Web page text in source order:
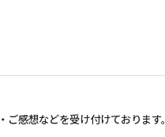
ご感想などを受け付けております。